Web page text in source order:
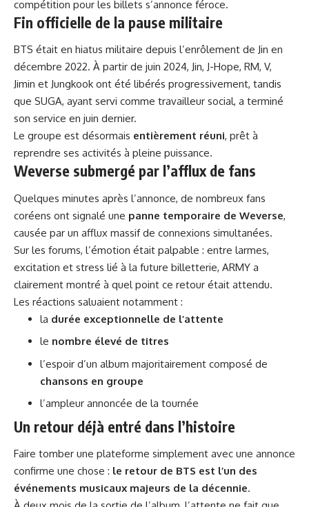
compétition pour les billets s’annonce féroce.
Fin officielle de la pause militaire
BTS était en hiatus militaire depuis l’enrôlement de Jin en
décembre 2022. À partir de juin 2024, Jin, J-Hope, RM, V,
Jimin et Jungkook ont été libérés progressivement, tandis
que SUGA, ayant servi comme travailleur social, a terminé
son service en juin dernier.
Le groupe est désormais entièrement réuni, prêt à
reprendre ses activités à pleine puissance.
Weverse submergé par l’afflux de fans
Quelques minutes après l’annonce, de nombreux fans
coréens ont signalé une panne temporaire de Weverse,
causée par un afflux massif de connexions simultanées.
Sur les forums, l’émotion était palpable : entre larmes,
excitation et stress lié à la future billetterie, ARMY a
clairement montré à quel point ce retour était attendu.
Les réactions saluaient notamment :
la durée exceptionnelle de l’attente
le nombre élevé de titres
l’espoir d’un album majoritairement composé de
chansons en groupe
l’ampleur annoncée de la tournée
Un retour déjà entré dans l’histoire
Faire tomber une plateforme simplement avec une annonce
confirme une chose : le retour de BTS est l’un des
événements musicaux majeurs de la décennie.